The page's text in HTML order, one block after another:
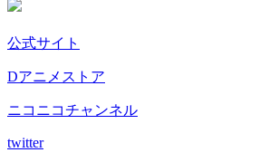
公式サイト
Dアニメストア
ニコニコチャンネル
twitter